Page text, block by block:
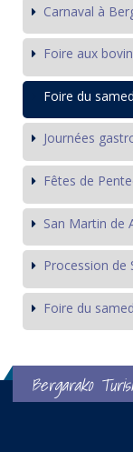
Carnaval à
Foire aux
Foire du
Journées
Fêtes de
San Martin de
Procession de
Foire du
Bergarako